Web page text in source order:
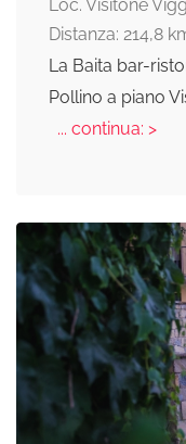
Loc. Visitone
Distanza: 214,8
La Baita bar-
Pollino a piano
... continua: >